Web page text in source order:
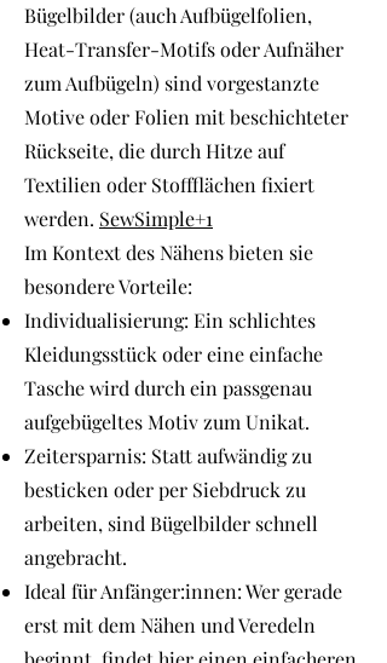
Bügelbilder (auch Aufbügelfolien,
Heat-Transfer-Motifs oder Aufnäher
zum Aufbügeln) sind vorgestanzte
Motive oder Folien mit beschichteter
Rückseite, die durch Hitze auf
Textilien oder Stoffflächen fixiert
werden. SewSimple+1
Im Kontext des Nähens bieten sie
besondere Vorteile:
Individualisierung: Ein schlichtes
Kleidungsstück oder eine einfache
Tasche wird durch ein passgenau
aufgebügeltes Motiv zum Unikat.
Zeitersparnis: Statt aufwändig zu
besticken oder per Siebdruck zu
arbeiten, sind Bügelbilder schnell
angebracht.
Ideal für Anfänger:innen: Wer gerade
erst mit dem Nähen und Veredeln